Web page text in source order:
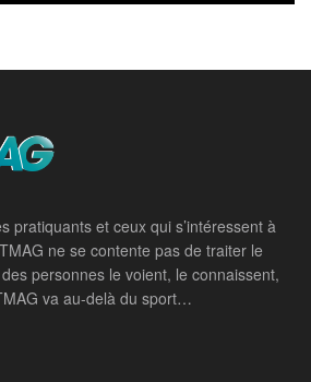
pratiquants et ceux qui s’intéressent à
ne se contente pas de traiter le
personnes le voient, le connaissent,
va au-delà du sport…